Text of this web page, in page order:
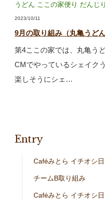
うどん ここの家便り だんじり
2023/10/11
9月の取り組み（丸亀うど
第4ここの家では、丸亀う
CMでやっているシェイク
楽しそうにシェ…
Entry
Caféみとら イチオシ
チームB取り組み
Caféみとら イチオシ